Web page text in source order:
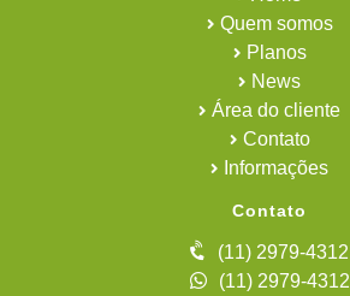
Quem somos
Planos
News
Área do cliente
Contato
Informações
Contato
(11) 2979-4312
(11) 2979-4312